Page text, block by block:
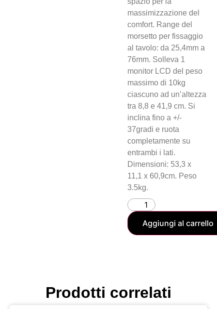
massimizzazione del
comfort. Range del
morsetto per fissaggio
al tavolo: da 25,4mm a
76mm. Solleva 1
monitor LCD del peso
massimo di 10kg
ciascuno ad un’altezza
tra 8,8 e 41,9 cm. Si
inclina fino a +/-
37gradi e ruota
completamente su
entrambi i lati.
Dimensioni: 53,3 x
11,1 x 60,9cm. Peso
3.5kg.
Aggiungi al carrello
Prodotti correlati